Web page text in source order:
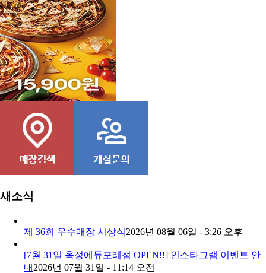
새소식
제 36회 우수매장 시상식2026년 08월 06일 - 3:26 오후
[7월 31일 옥정에듀포레점 OPEN!!] 인스타그램 이벤트 안
내 2026년 07월 31일 - 11:14 오전